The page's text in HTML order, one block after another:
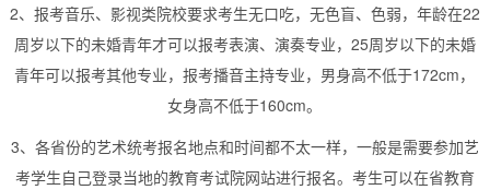
2、报考音乐、影视类院校要求考生无口吃，无色盲、色弱，年龄在22
周岁以下的未婚青年才可以报考表演、演奏专业，25周岁以下的未婚
青年可以报考其他专业，报考播音主持专业，男身高不低于172cm，
女身高不低于160cm。
3、各省份的艺术统考报名地点和时间都不太一样，一般是需要参加艺
考学生自己登录当地的教育考试院网站进行报名。考生可以在省教育